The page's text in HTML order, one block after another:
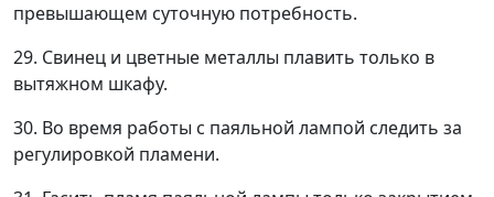
превышающем суточную потребность.
29. Свинец и цветные металлы плавить только в
вытяжном шкафу.
30. Во время работы с паяльной лампой следить за
регулировкой пламени.